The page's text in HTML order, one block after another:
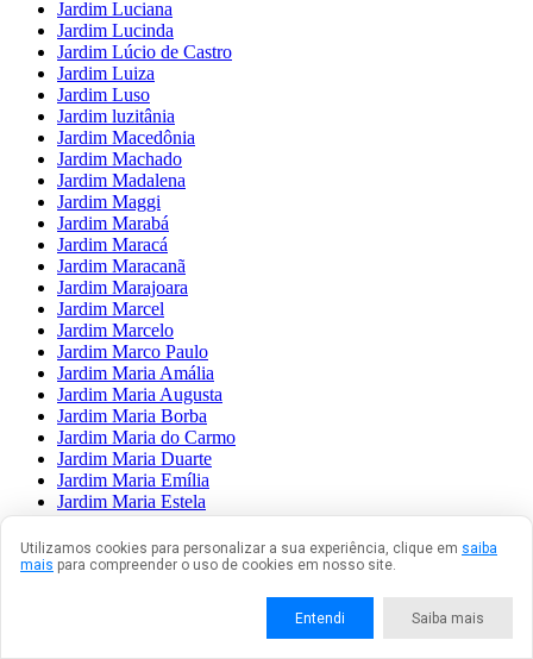
Jardim Luciana
Jardim Lucinda
Jardim Lúcio de Castro
Jardim Luiza
Jardim Luso
Jardim luzitânia
Jardim Macedônia
Jardim Machado
Jardim Madalena
Jardim Maggi
Jardim Marabá
Jardim Maracá
Jardim Maracanã
Jardim Marajoara
Jardim Marcel
Jardim Marcelo
Jardim Marco Paulo
Jardim Maria Amália
Jardim Maria Augusta
Jardim Maria Borba
Jardim Maria do Carmo
Jardim Maria Duarte
Jardim Maria Emília
Jardim Maria Estela
Jardim Maria Fernandes
Jardim Maria Luiza
Jardim Maria Nazaré
Utilizamos cookies para personalizar a sua experiência, clique em saiba
mais para compreender o uso de cookies em nosso site.
Entendi Saiba mais